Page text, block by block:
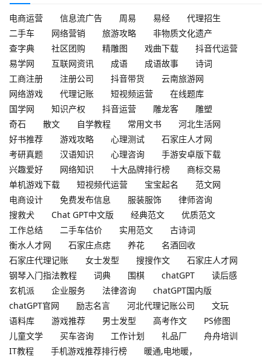
电商运营 信息流广告 周易 易经
代理招生
二手车
网络营销 旅游攻略
非物质文化遗产
查字典
社区团购 精雕图 戏曲下载
抖音代运营
易学网
互联网资讯 成语 成语故事
诗词
工商注册
注册公司 抖音带货
云南旅游网
网络游戏
代理记账 短视频运营
在线题库
国学网
知识产权 抖音运营 雕龙客
雕塑
奇石
散文 自学教程 常用文书
河北生活网
好书推荐
游戏攻略 心理测试
石家庄人才网
考研真题
汉语知识 心理咨询
手游安卓版下载
兴趣爱好
网络知识 十大品牌排行榜
商标交易
单机游戏下载
短视频代运营 宝宝起名
范文网
电商设计
免费发布信息 服装服饰
律师咨询
搜救犬
Chat GPT中文版 经典范文
优质范文
工作总结
二手车估价 实用范文
古诗词
衡水人才网
石家庄点痣 养花
名酒回收
石家庄代理记账
女士发型 搜搜作文
石家庄人才网
钢琴入门指法教程
词典 围棋 chatGPT
读后感
玄机派
企业服务 法律咨询
chatGPT国内版
chatGPT官网
励志名言 河北代理记账公司
文玩
语料库
游戏推荐 男士发型 高考作文
PS修图
儿童文学
买车咨询 工作计划 礼品厂
舟舟培训
IT教程
手机游戏推荐排行榜
暖通,电地暖，